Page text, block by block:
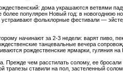
дома украшаются ветвями
популярен Новый год: в новогоднюю
фольклорные фестивали —
начинают за 2-3 недели: варят пиво,
танцевальные вечера
рождественские ярмарки, гуляния
Прежде чем расстилать солому, ее
трапезы ставили на пол, застеленный